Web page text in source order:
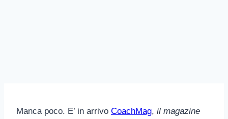
Manca poco. E’ in arrivo CoachMag, il magazine